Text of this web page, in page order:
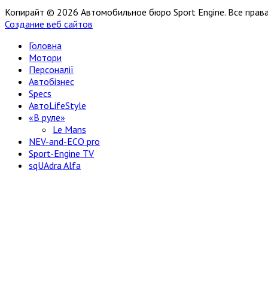
Копирайт © 2026 Автомобильное бюро Sport Engine. Все
Создание веб сайтов
Головна
Мотори
Персоналії
Автобізнес
Specs
АвтоLifeStyle
«В руле»
Le Mans
NEV-and-ECO pro
Sport-Engine TV
sqUAdra Alfa